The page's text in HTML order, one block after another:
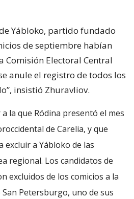
Yábloko, partido fundado
de septiembre habían
Comisión Electoral Central
anule el registro de todos los
insistió Zhuravliov.
la que Ródina presentó el mes
de Carelia, y que
excluir a Yábloko de las
regional. Los candidatos de
excluidos de los comicios a la
Petersburgo, uno de sus